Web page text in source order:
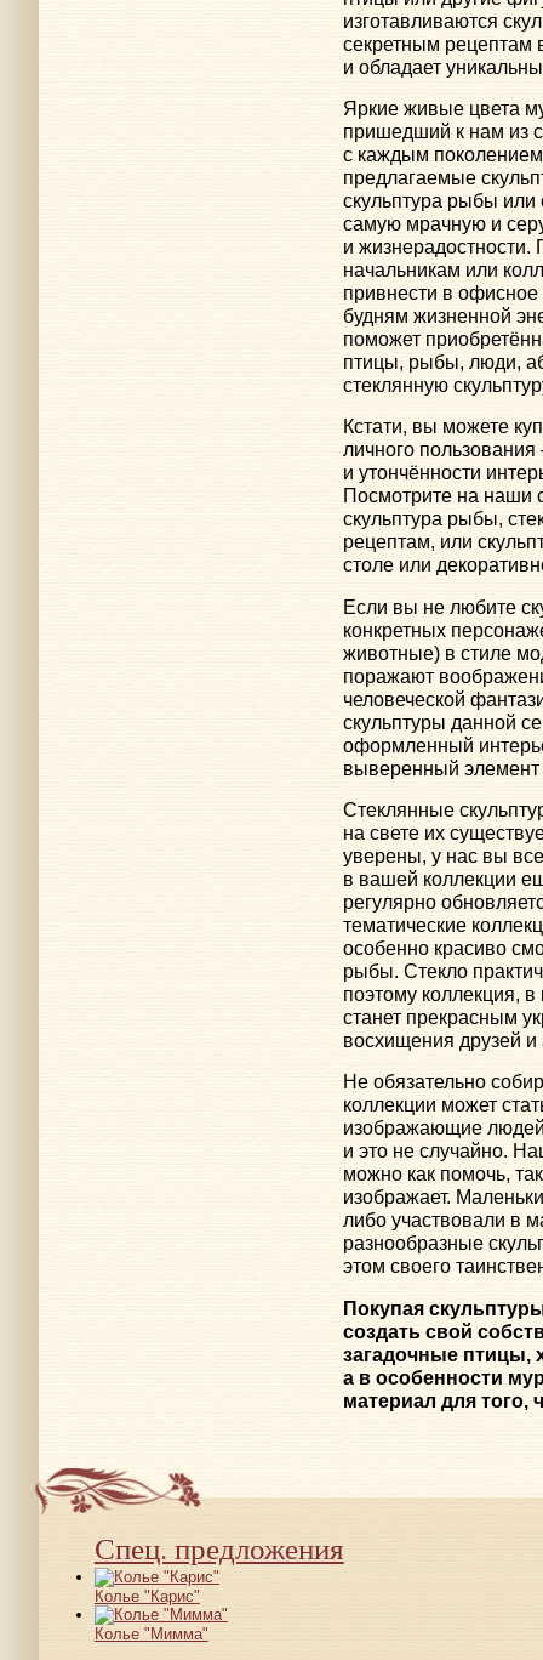
изготавливаются
секретным рецептам
и обладает
Яркие живые цвета
пришедший к нам из
с каждым
предлагаемые
скульптура рыбы
самую мрачную и
и жизнерадостности.
начальникам или
привнести в
будням жизненной
поможет
птицы, рыбы, люди,
стеклянную
Кстати, вы можете
личного
и утончённости
Посмотрите на наши
скульптура рыбы,
рецептам, или
столе или
Если вы не любите
конкретных
животные) в стиле
поражают
человеческой
скульптуры данной
оформленный
выверенный элемент
Стеклянные
на свете их
уверены, у нас вы
в вашей коллекции
регулярно
тематические
особенно красиво
рыбы. Стекло
поэтому коллекция,
станет прекрасным
восхищения друзей и
Не обязательно
коллекции может
изображающие
и это не случайно.
можно как помочь,
изображает.
либо участвовали в
разнообразные
этом своего
Покупая
создать свой
загадочные птицы,
а в особенности
материал для того,
Спец. предложения
Колье "Карис"
Колье "Мимма"